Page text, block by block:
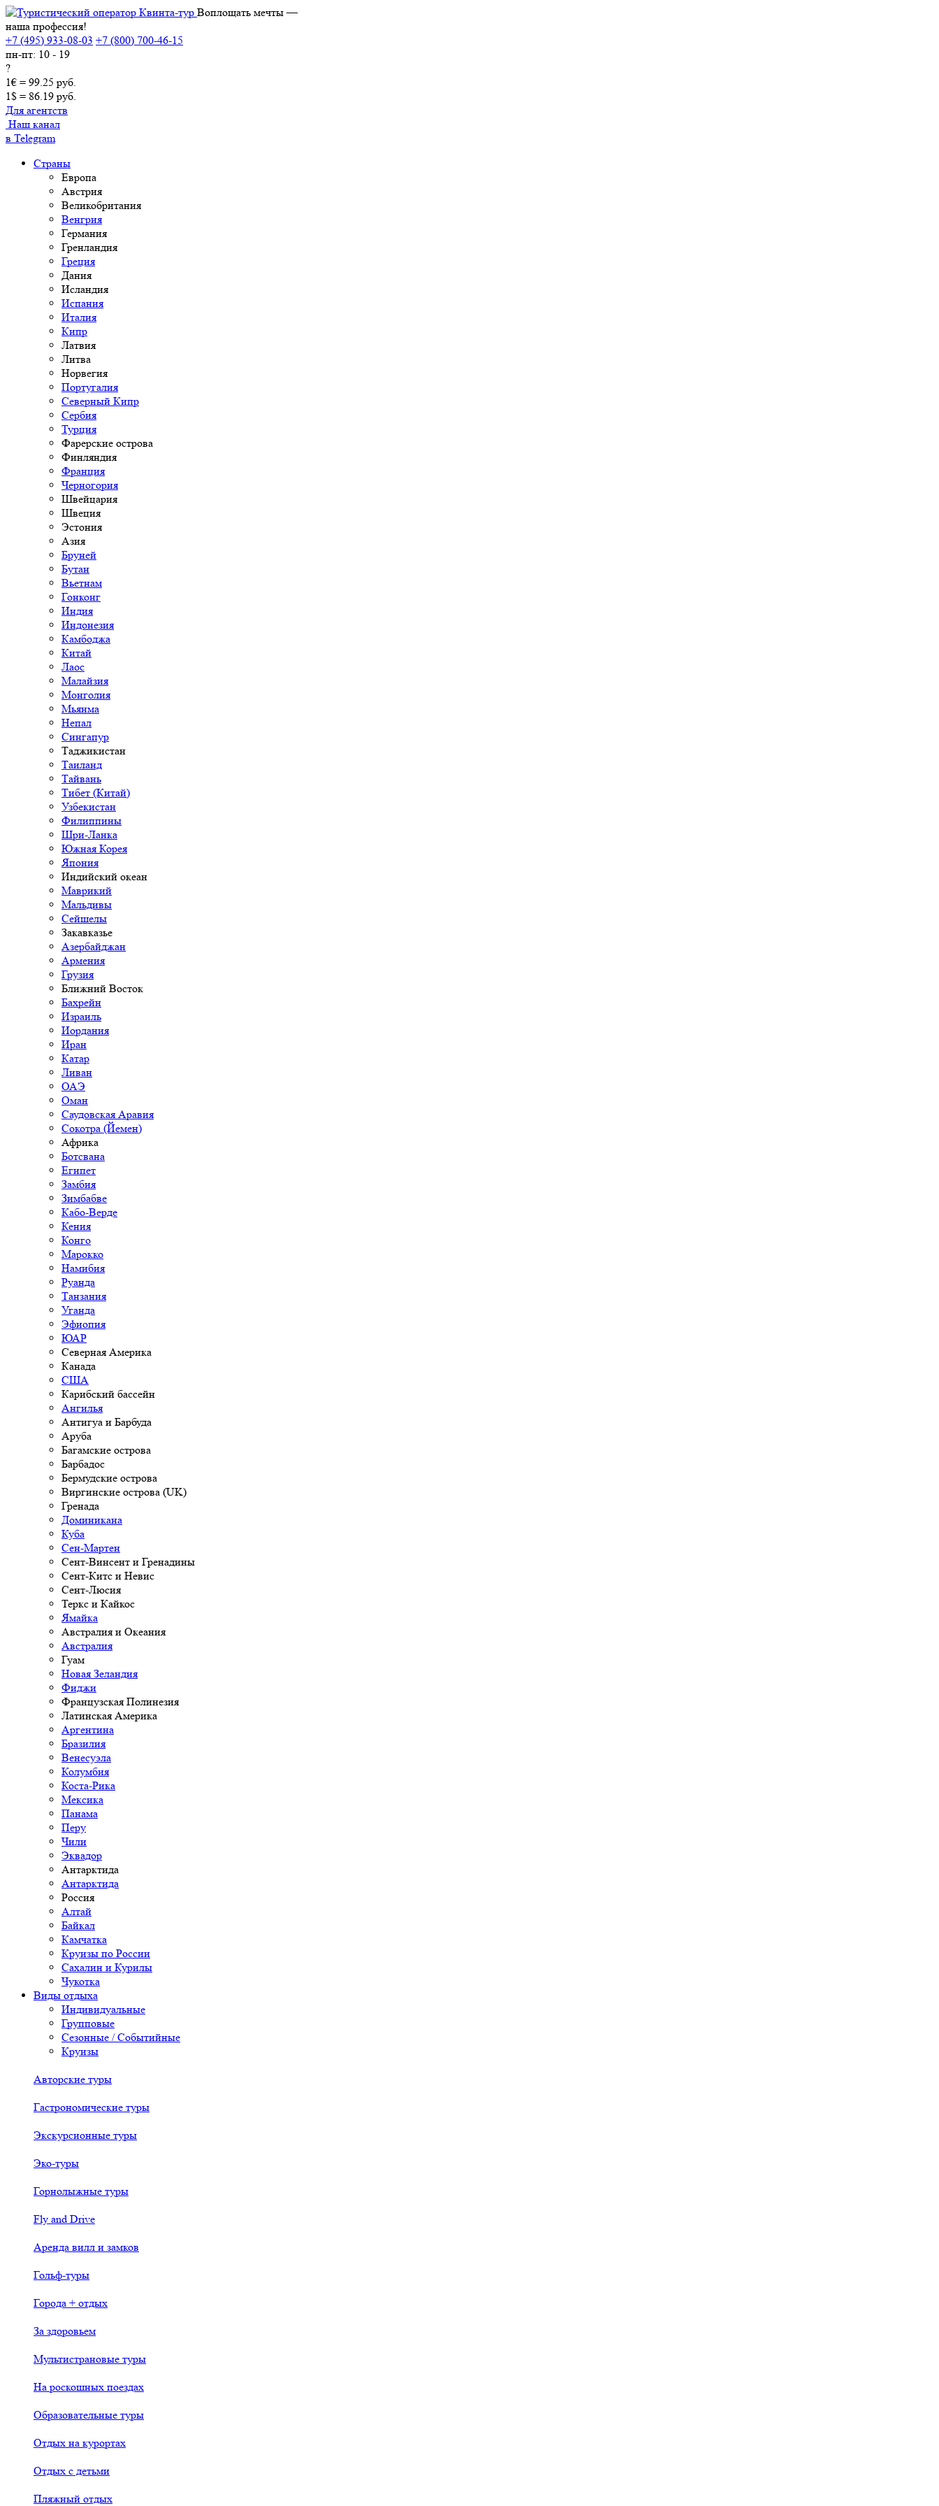
Воплощать мечты —
наша профессия!
+7 (495) 933-08-03 +7 (800) 700-46-15
пн-пт: 10 - 19
?
1€ = 99.25 руб.
1$ = 86.19 руб.
Для агентств
Наш канал
в Telegram
Страны
Европа
Австрия
Великобритания
Венгрия
Германия
Гренландия
Греция
Дания
Исландия
Испания
Италия
Кипр
Латвия
Литва
Норвегия
Португалия
Северный Кипр
Сербия
Турция
Фарерские острова
Финляндия
Франция
Черногория
Швейцария
Швеция
Эстония
Азия
Бруней
Бутан
Вьетнам
Гонконг
Индия
Индонезия
Камбоджа
Китай
Лаос
Малайзия
Монголия
Мьянма
Непал
Сингапур
Таджикистан
Таиланд
Тайвань
Тибет (Китай)
Узбекистан
Филиппины
Шри-Ланка
Южная Корея
Япония
Индийский океан
Маврикий
Мальдивы
Сейшелы
Закавказье
Азербайджан
Армения
Грузия
Ближний Восток
Бахрейн
Израиль
Иордания
Иран
Катар
Ливан
ОАЭ
Оман
Саудовская Аравия
Сокотра (Йемен)
Африка
Ботсвана
Египет
Замбия
Зимбабве
Кабо-Верде
Кения
Конго
Марокко
Намибия
Руанда
Танзания
Уганда
Эфиопия
ЮАР
Северная Америка
Канада
США
Карибский бассейн
Ангилья
Антигуа и Барбуда
Аруба
Багамские острова
Барбадос
Бермудские острова
Виргинские острова (UK)
Гренада
Доминикана
Куба
Сен-Мартен
Сент-Винсент и Гренадины
Сент-Китс и Невис
Сент-Люсия
Теркс и Кайкос
Ямайка
Австралия и Океания
Австралия
Гуам
Новая Зеландия
Фиджи
Французская Полинезия
Латинская Америка
Аргентина
Бразилия
Венесуэла
Колумбия
Коста-Рика
Мексика
Панама
Перу
Чили
Эквадор
Антарктида
Антарктида
Россия
Алтай
Байкал
Камчатка
Круизы по России
Сахалин и Курилы
Чукотка
Виды отдыха
Индивидуальные
Групповые
Сезонные / Событийные
Круизы
Авторские туры
Гастрономические туры
Экскурсионные туры
Эко-туры
Горнолыжные туры
Fly and Drive
Аренда вилл и замков
Гольф-туры
Города + отдых
За здоровьем
Мультистрановые туры
На роскошных поездах
Образовательные туры
Отдых на курортах
Отдых с детьми
Пляжный отдых